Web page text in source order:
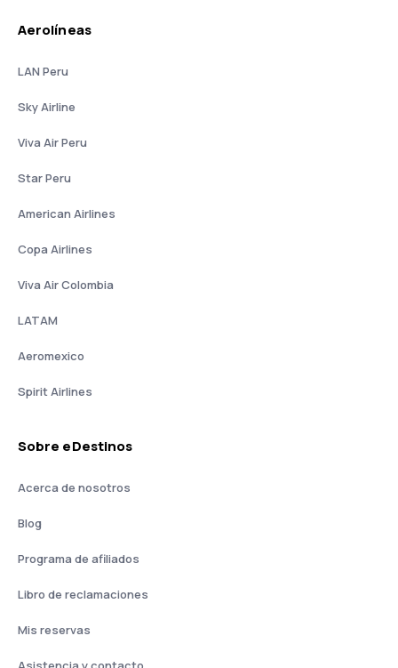
Aerolíneas
LAN Peru
Sky Airline
Viva Air Peru
Star Peru
American Airlines
Copa Airlines
Viva Air Colombia
LATAM
Aeromexico
Spirit Airlines
Sobre eDestinos
Acerca de nosotros
Blog
Programa de afiliados
Libro de reclamaciones
Mis reservas